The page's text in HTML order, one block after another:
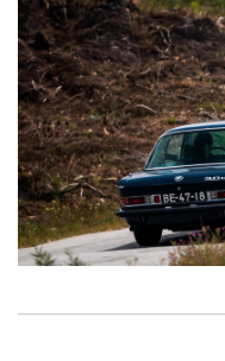
utilização do nosso
parceiros e
O ACP garantirá que
dados pessoais serão
consentimento e
necessário no
Realçamos que o
tecnologias similares
disponibilizados.